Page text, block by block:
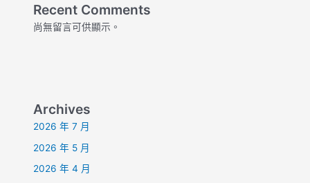
Recent Comments
尚無留言可供顯示。
Archives
2026 年 7 月
2026 年 5 月
2026 年 4 月